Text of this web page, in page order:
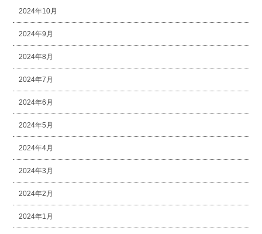
2024年10月
2024年9月
2024年8月
2024年7月
2024年6月
2024年5月
2024年4月
2024年3月
2024年2月
2024年1月